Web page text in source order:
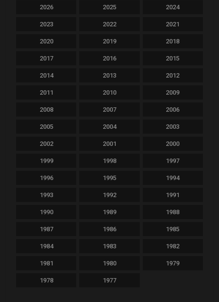
2026 2025 2024
2023 2022 2021
2020 2019 2018
2017 2016 2015
2014 2013 2012
2011 2010 2009
2008 2007 2006
2005 2004 2003
2002 2001 2000
1999 1998 1997
1996 1995 1994
1993 1992 1991
1990 1989 1988
1987 1986 1985
1984 1983 1982
1981 1980 1979
1978 1977